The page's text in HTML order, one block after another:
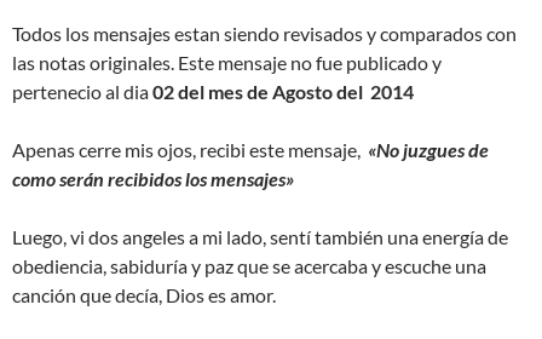
Todos los mensajes estan siendo revisados y comparados con
las notas originales. Este mensaje no fue publicado y
pertenecio al dia02 del mes de Agosto del 2014
Apenas cerre mis ojos, recibi este mensaje, «No juzgues de
como serán recibidos los mensajes»
Luego, vi dos angeles a mi lado, sentí también una energía de
obediencia, sabiduría y paz que se acercaba y escuche una
canción que decía, Dios es amor.